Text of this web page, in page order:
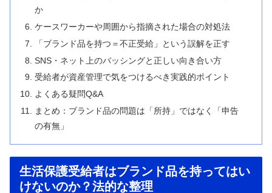
か
ケースワーカーや周囲から指摘された場合の対処法
「ブランド品を持つ＝不正受給」という誤解を正す
SNS・ネット上のバッシングと正しい向き合い方
受給者が資産管理で気をつけるべき実践的ポイント
よくある疑問Q&A
まとめ：ブランド品の問題は「所持」ではなく「申告
の有無」
生活保護受給者はブランド品を持ってはい
けないのか？法的な整理